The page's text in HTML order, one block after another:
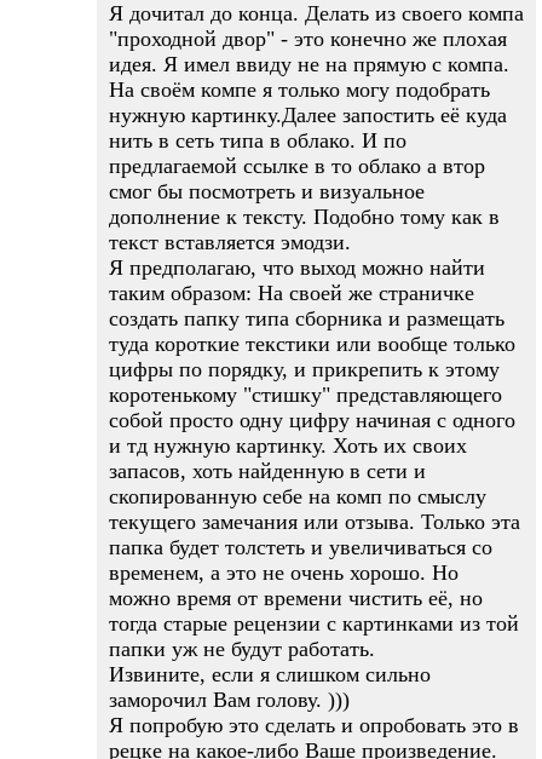
Я дочитал до конца. Делать из своего компа
"проходной двор" - это конечно же плохая
идея. Я имел ввиду не на прямую с компа.
На своём компе я только могу подобрать
нужную картинку.Далее запостить её куда
нить в сеть типа в облако. И по
предлагаемой ссылке в то облако а втор
смог бы посмотреть и визуальное
дополнение к тексту. Подобно тому как в
текст вставляется эмодзи.
Я предполагаю, что выход можно найти
таким образом: На своей же страничке
создать папку типа сборника и размещать
туда короткие текстики или вообще только
цифры по порядку, и прикрепить к этому
коротенькому "стишку" представляющего
собой просто одну цифру начиная с одного
и тд нужную картинку. Хоть их своих
запасов, хоть найденную в сети и
скопированную себе на комп по смыслу
текущего замечания или отзыва. Только эта
папка будет толстеть и увеличиваться со
временем, а это не очень хорошо. Но
можно время от времени чистить её, но
тогда старые рецензии с картинками из той
папки уж не будут работать.
Извините, если я слишком сильно
заморочил Вам голову. )))
Я попробую это сделать и опробовать это в
рецке на какое-либо Ваше произведение.